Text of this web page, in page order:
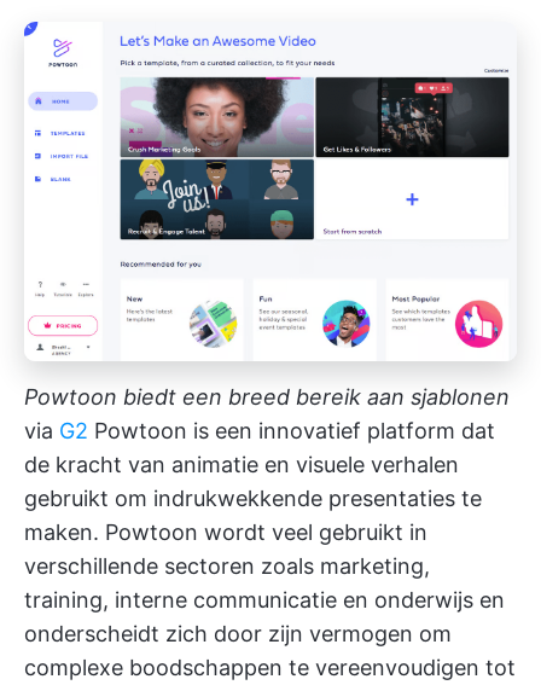
Powtoon biedt een breed bereik aan sjablonen
via G2 Powtoon is een innovatief platform dat
de kracht van animatie en visuele verhalen
gebruikt om indrukwekkende presentaties te
maken. Powtoon wordt veel gebruikt in
verschillende sectoren zoals marketing,
training, interne communicatie en onderwijs en
onderscheidt zich door zijn vermogen om
complexe boodschappen te vereenvoudigen tot